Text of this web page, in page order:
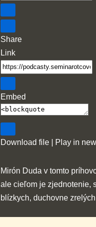
Share
Link
Embed
Download file Play in
Mirón Duda v tomto
ale cieľom je zjednotenie,
blízkych, duchovne